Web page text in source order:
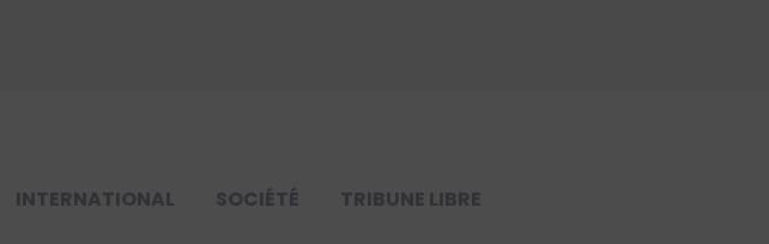
INTERNATIONAL SOCIÉTÉ TRIBUNE LIBRE